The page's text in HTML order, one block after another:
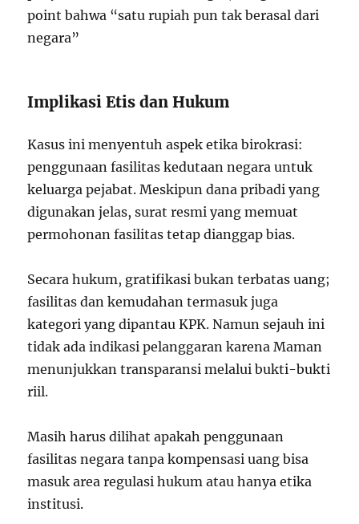
point bahwa “satu rupiah pun tak berasal dari
negara”
Implikasi Etis dan Hukum
Kasus ini menyentuh aspek etika birokrasi:
penggunaan fasilitas kedutaan negara untuk
keluarga pejabat. Meskipun dana pribadi yang
digunakan jelas, surat resmi yang memuat
permohonan fasilitas tetap dianggap bias.
Secara hukum, gratifikasi bukan terbatas uang;
fasilitas dan kemudahan termasuk juga
kategori yang dipantau KPK. Namun sejauh ini
tidak ada indikasi pelanggaran karena Maman
menunjukkan transparansi melalui bukti-bukti
riil.
Masih harus dilihat apakah penggunaan
fasilitas negara tanpa kompensasi uang bisa
masuk area regulasi hukum atau hanya etika
institusi.